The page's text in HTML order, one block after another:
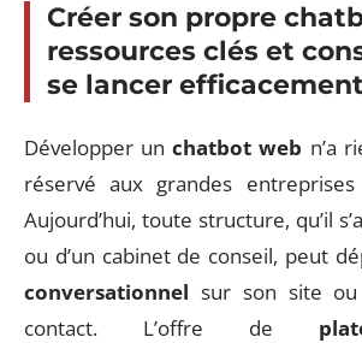
Créer son propre
ressources clés et
se lancer efficacement
Développer unchatbot web n’a
réservé aux grandes
Aujourd’hui, toute structure, qu’il
ou d’un cabinet de conseil, peut
conversationnel sur son site
contact. L’offre de